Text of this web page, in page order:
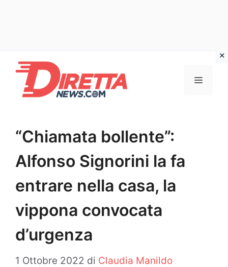
contenuto
Menu
“Chiamata bollente”:
Alfonso Signorini la fa
entrare nella casa, la
vippona convocata
d’urgenza
1 Ottobre 2022 di Claudia Manildo